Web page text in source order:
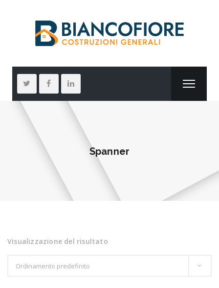
Spanner
Visualizzazione del risultato